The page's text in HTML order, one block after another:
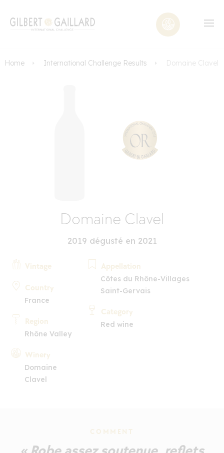
Home International Challenge Results Domaine Clavel
Domaine Clavel
2019 dégusté en 2021
Vintage
Country
France
Region
Rhône Valley
Winery
Domaine
Clavel
Appellation
Côtes du Rhône-Villages
Saint-Gervais
Category
Red wine
COMMENT